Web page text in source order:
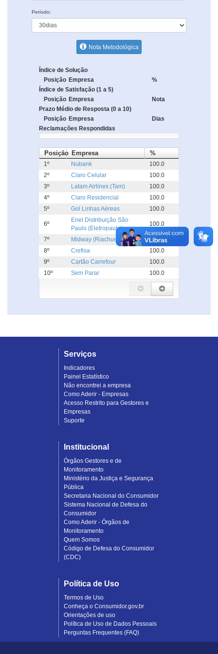
Período:
Nota Metodológica
Índice de Solução
Posição Empresa
%
Índice de Satisfação (1 a 5)
Posição Empresa
Nota
Prazo Médio de Resposta (0 a 10)
Posição Empresa
Dias
Reclamações Respondidas
Posição Empresa %
1º Nubank
100.0
2º
Claro Celular
100.0
3º
Latam Airlines (Tam)
100.0
4º
Claro Residencial
100.0
5º
Gol Linhas Aéreas 100.0
6º
Enel Distribuição São
Paulo (Eletropaulo)
100.0
7º Midway (Riachuelo)
100.0
8º
Crefisa
100.0
9º
Cartão Carrefour
100.0
10º
Sem Parar 100.0
Serviços
Indicadores
Painel Estatístico
Não encontrei a empresa
Como Aderir - Empresas
Acesso Restrito para Gestores e
Empresas
Suporte
Institucional
Órgãos Gestores e de
Monitoramento
Ministério da Justiça e Segurança
Pública
Secretaria Nacional do Consumidor
Sistema Nacional de Defesa do
Consumidor
Como Aderir - Órgãos de
Monitoramento
Quem Somos
Código de Defesa do Consumidor
(CDC)
Política de Uso
Termos de Uso
Conheça o Consumidor.gov.br
Orientações de uso
Política de Uso de Dados Pessoais
Perguntas Frequentes (FAQ)